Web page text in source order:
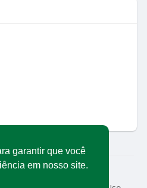
garantir que você
em nosso site.
Abrasel